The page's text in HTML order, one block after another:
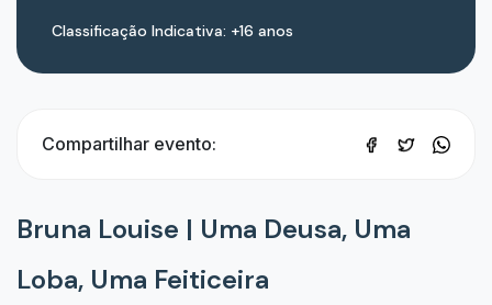
Bruna Louise | Uma Deusa, Uma
Loba, Uma Feiticeira
Classificação Indicativa: +16 anos
Compartilhar evento: